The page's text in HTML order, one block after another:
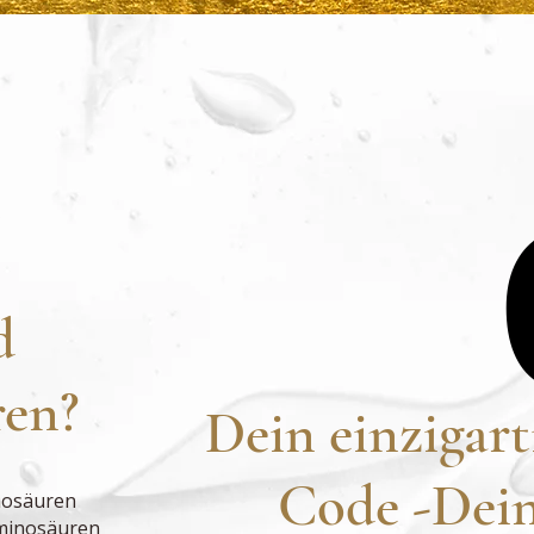
Vielleicht auch
Dein
endlich zu
er sagt.
Dein
Code -